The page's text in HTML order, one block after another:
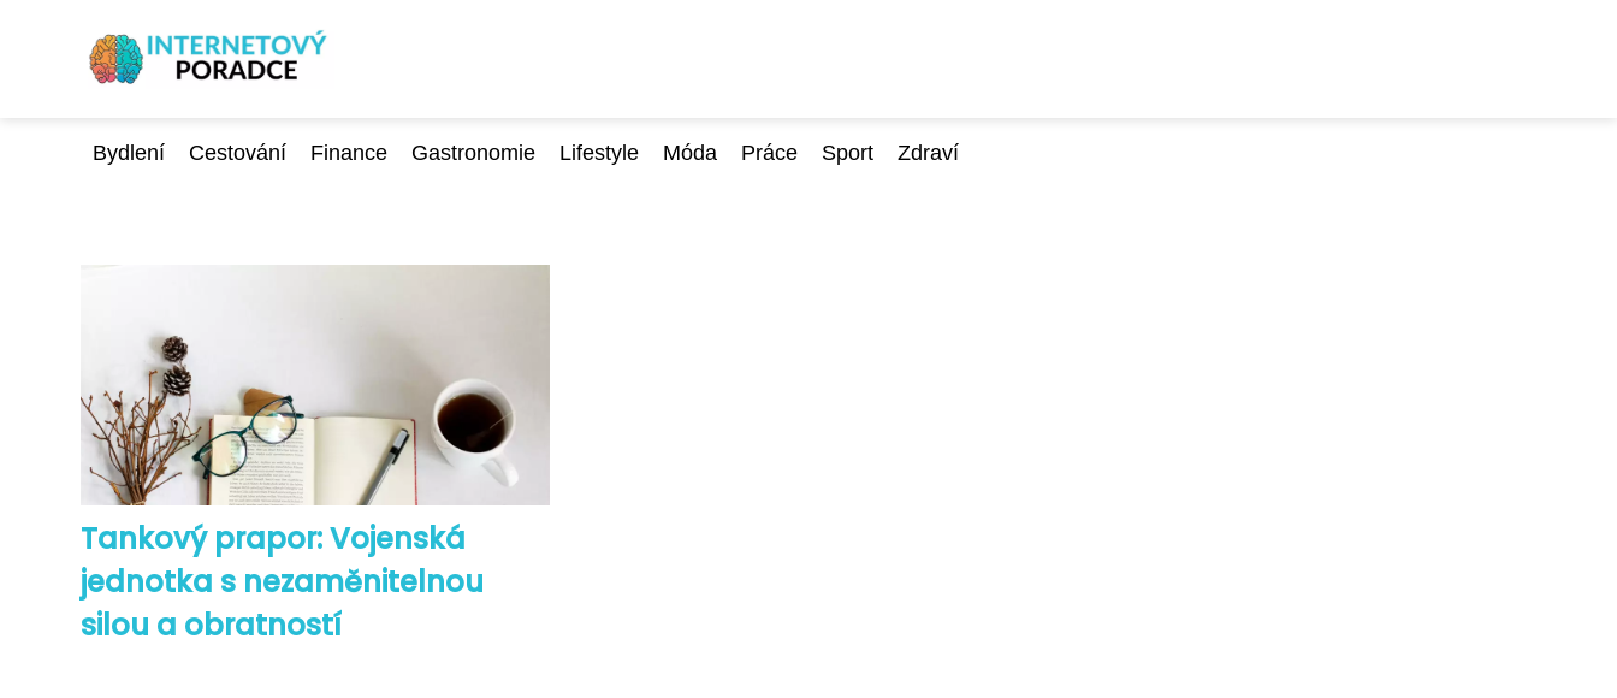
Bydlení Cestování Finance Gastronomie Lifestyle Móda Práce Sport Zdraví
Tankový prapor: Vojenská
jednotka s nezaměnitelnou
silou a obratností